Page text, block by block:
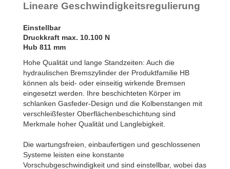
Lineare Geschwindigkeitsregulierung
Einstellbar
Druckkraft max. 10.100 N
Hub 811 mm
Hohe Qualität und lange Standzeiten: Auch die
hydraulischen Bremszylinder der Produktfamilie HB
können als beid- oder einseitig wirkende Bremsen
eingesetzt werden. Ihre beschichteten Körper im
schlanken Gasfeder-Design und die Kolbenstangen mit
verschleißfester Oberflächenbeschichtung sind
Merkmale hoher Qualität und Langlebigkeit.
Die wartungsfreien, einbaufertigen und geschlossenen
Systeme leisten eine konstante
Vorschubgeschwindigkeit und sind einstellbar, wobei das